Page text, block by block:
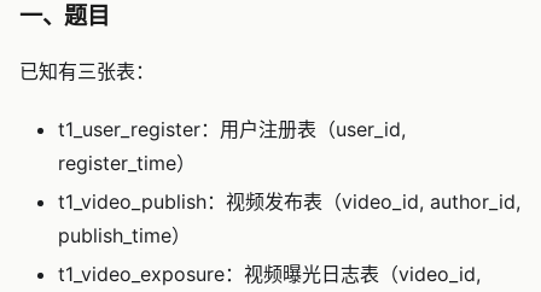
一、题目
已知有三张表：
t1_user_register：用户注册表（user_id,
register_time）
t1_video_publish：视频发布表（video_id, author_id,
publish_time）
t1_video_exposure：视频曝光日志表（video_id,